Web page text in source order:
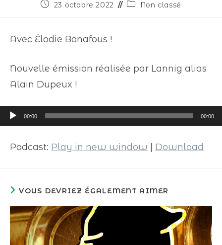
23 octobre 2022 Non classé
Avec Élodie Bonafous !
Nouvelle émission réalisée par Lannig alias
Alain Dupeux !
Lecteur
audio
00:00 00:00
Podcast: Play in new window Download
VOUS DEVRIEZ ÉGALEMENT AIMER